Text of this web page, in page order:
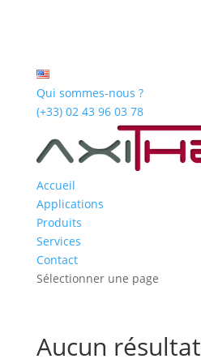
Qui sommes-nous ?
(+33) 02 43 96 03 78
Accueil
Applications
Produits
Services
Contact
Sélectionner une page
Aucun résultat